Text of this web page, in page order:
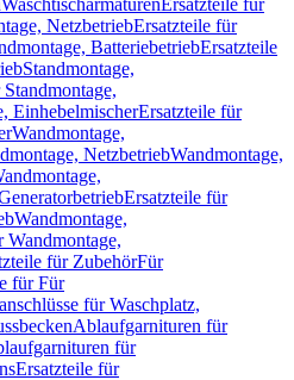
Waschtischarmaturen Ersatzteile für
NetzbetriebErsatzteile für
BatteriebetriebErsatzteile
Standmontage,
EinhebelmischerErsatzteile für
Wandmontage,
NetzbetriebWandmontage,
Ersatzteile für
Wandmontage,
Wandmontage,
für ZubehörFür
für Für
für Waschplatz,
Ablaufgarnituren für
für
Ersatzteile für